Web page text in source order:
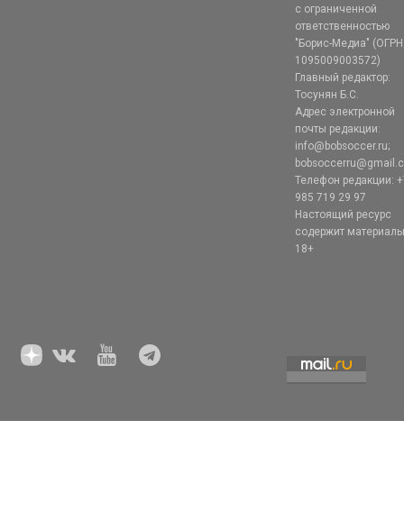
с ограниченной
ответственностью
"Борис-Медиа" (ОГРН
1095009003572)
Главный редактор:
Тосунян Б.С.
Адрес электронной
почты редакции:
info@bobsoccer.ru;
Телефон редакции:
985 719 29 97
Настоящий ресурс
содержит
18+